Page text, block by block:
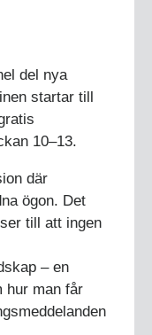
del nya
startar till
10–13.
där
ögon. Det
till att ingen
– en
hur man får